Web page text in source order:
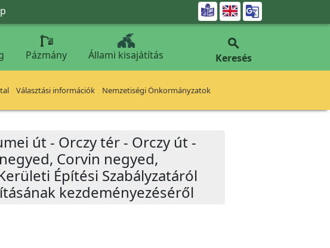

Pázmány Állami kisajátítás

Keresés
Választási információk Nemzetiségi Önkormányzatok
út - Orczy tér - Orczy út -
Corvin negyed,
Építési Szabályzatáról
kezdeményezéséről